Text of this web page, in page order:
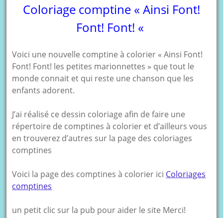
Coloriage comptine « Ainsi Font!
Font! Font! «
Voici une nouvelle comptine à colorier « Ainsi Font!
Font! Font! les petites marionnettes » que tout le
monde connait et qui reste une chanson que les
enfants adorent.
J’ai réalisé ce dessin coloriage afin de faire une
répertoire de comptines à colorier et d’ailleurs vous
en trouverez d’autres sur la page des coloriages
comptines
Voici la page des comptines à colorier ici Coloriages
comptines
un petit clic sur la pub pour aider le site Merci!